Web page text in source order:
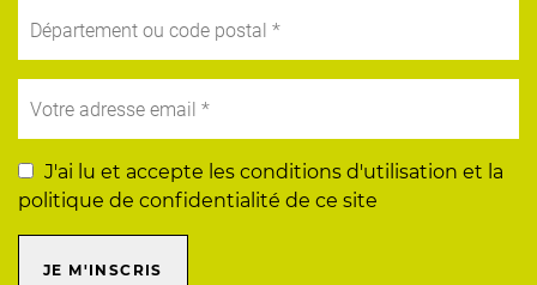
J'ai lu et accepte les conditions d'utilisation et la
politique de confidentialité de ce site
JE M'INSCRIS